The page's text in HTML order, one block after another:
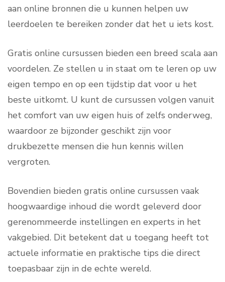
aan online bronnen die u kunnen helpen uw
leerdoelen te bereiken zonder dat het u iets kost.
Gratis online cursussen bieden een breed scala aan
voordelen. Ze stellen u in staat om te leren op uw
eigen tempo en op een tijdstip dat voor u het
beste uitkomt. U kunt de cursussen volgen vanuit
het comfort van uw eigen huis of zelfs onderweg,
waardoor ze bijzonder geschikt zijn voor
drukbezette mensen die hun kennis willen
vergroten.
Bovendien bieden gratis online cursussen vaak
hoogwaardige inhoud die wordt geleverd door
gerenommeerde instellingen en experts in het
vakgebied. Dit betekent dat u toegang heeft tot
actuele informatie en praktische tips die direct
toepasbaar zijn in de echte wereld.